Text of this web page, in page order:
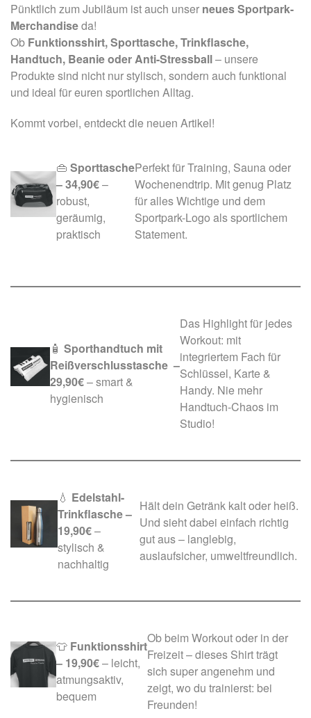
Pünktlich zum Jubiläum ist auch unser neues Sportpark-
Merchandiseda!
Ob Funktionsshirt, Sporttasche, Trinkflasche,
Handtuch, Beanie oder Anti-Stressball– unsere
Produkte sind nicht nur stylisch, sondern auch funktional
und ideal für euren sportlichen Alltag.
Kommt vorbei, entdeckt die neuen Artikel!
👜Sporttasche
– 34,90€–
robust,
geräumig,
praktisch
Perfekt für Training, Sauna oder
Wochenendtrip. Mit genug Platz
für alles Wichtige und dem
Sportpark-Logo als sportlichem
Statement.
🧴 Sporthandtuch mit
Reißverschlusstasche –
29,90€– smart &
hygienisch
Das Highlight für jedes
Workout: mit
integriertem Fach für
Schlüssel, Karte &
Handy. Nie mehr
Handtuch-Chaos im
Studio!
💧 Edelstahl-
Trinkflasche–
19,90€–
stylisch &
nachhaltig
Hält dein Getränk kalt oder heiß.
Und sieht dabei einfach richtig
gut aus – langlebig,
auslaufsicher, umweltfreundlich.
👕 Funktionsshirt
– 19,90€– leicht,
atmungsaktiv,
bequem
Ob beim Workout oder in der
Freizeit – dieses Shirt trägt
sich super angenehm und
zeigt, wo du trainierst: bei
Freunden!